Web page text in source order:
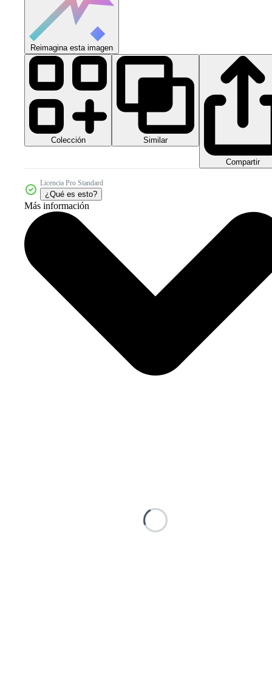
Reimagina esta imagen
Colección Similar
Compartir
Licencia Pro Standard
¿Qué es esto?
Más información